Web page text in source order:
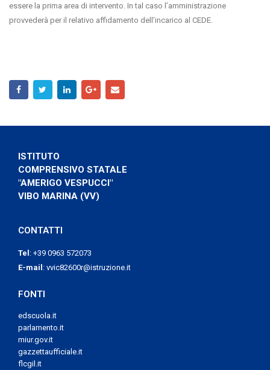
essere la prima area di intervento. In tal caso l’amministrazione
provvederà per il relativo affidamento dell’incarico al CEDE.
ISTITUTO
COMPRENSIVO STATALE
"AMERIGO VESPUCCI"
VIBO MARINA (VV)
CONTATTI
Tel : +39 0963 572073
E-mail : vvic82600r@istruzione.it
FONTI
edscuola.it
parlamento.it
miur.gov.it
gazzettaufficiale.it
flcgil.it